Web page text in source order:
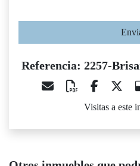
Referencia: 2257-
Visitas a este